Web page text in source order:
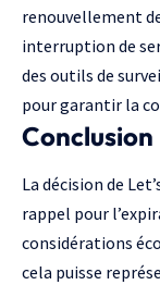
renouvellement
interruption de
des outils de
pour garantir la
Conclusion
La décision de
rappel pour
considérations
cela puisse